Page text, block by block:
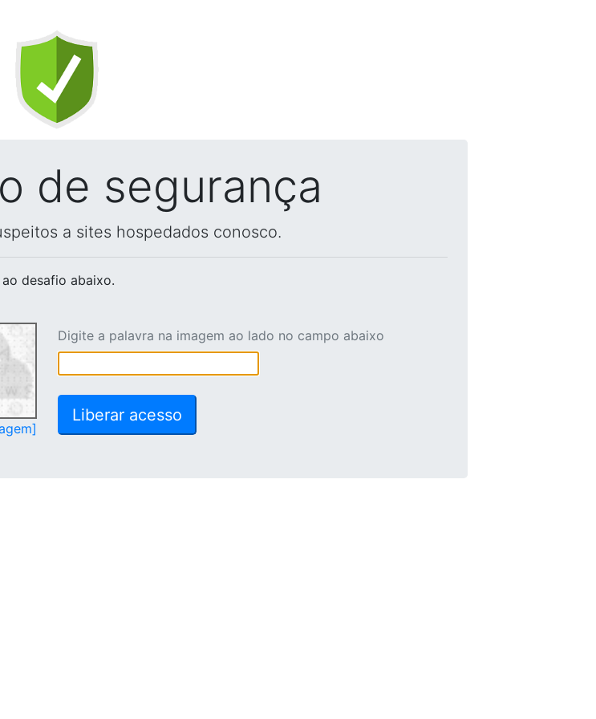
de segurança
a sites hospedados conosco.
desafio abaixo.
Digite a palavra na imagem ao lado no campo abaixo